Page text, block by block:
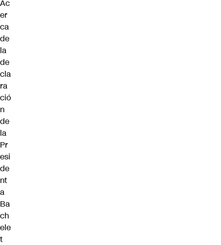
Ac
er
ca
de
la
de
cla
ra
ció
n
de
la
Pr
esi
de
nt
a
Ba
ch
ele
t